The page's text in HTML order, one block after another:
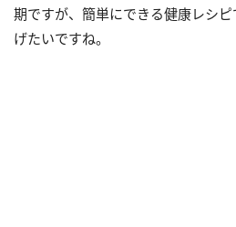
期ですが、簡単にできる健康レシ
げたいですね。